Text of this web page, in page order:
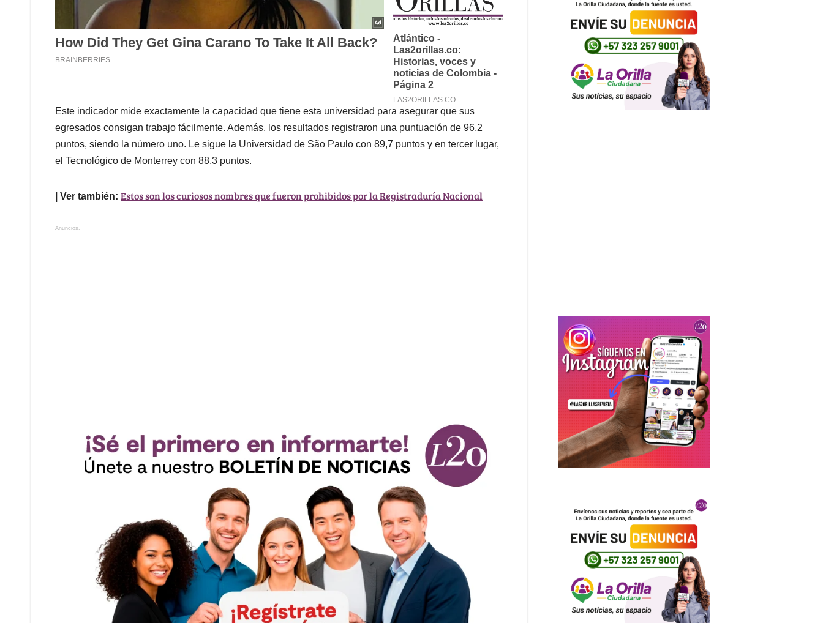
Este indicador mide exactamente la capacidad que tiene esta universidad para asegurar que sus
egresados consigan trabajo fácilmente. Además, los resultados registraron una puntuación de 96,2
puntos, siendo la número uno. Le sigue la Universidad de São Paulo con 89,7 puntos y en tercer lugar,
el Tecnológico de Monterrey con 88,3 puntos.
| Ver también: Estos son los curiosos nombres que fueron prohibidos por la Registraduría Nacional
Anuncios.